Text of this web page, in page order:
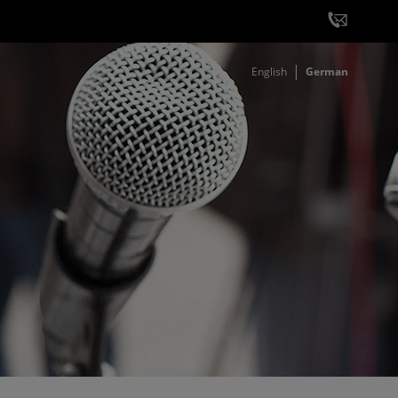
English German